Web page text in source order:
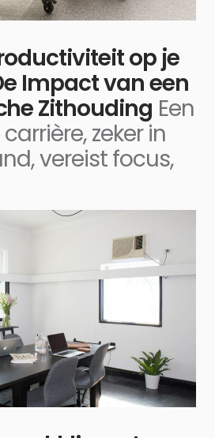
op je
Impact van een
Zithouding Een
zeker in
vereist focus,